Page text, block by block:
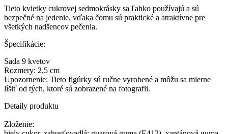
Tieto kvietky cukrovej sedmokrásky sa ľahko používajú a sú
bezpečné na jedenie, vďaka čomu sú praktické a atraktívne pre
všetkých nadšencov pečenia.
Špecifikácie:
Sada 9 kvetov
Rozmery: 2,5 cm
Upozornenie: Tieto figúrky sú ručne vyrobené a môžu sa mierne
líšiť od tých, ktoré sú zobrazené na fotografii.
Detaily produktu
Zloženie: